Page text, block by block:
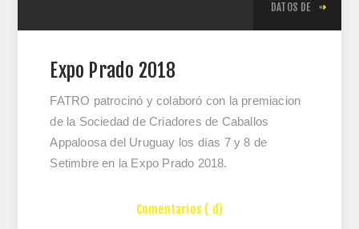
DATOS DE
Expo Prado 2018
FATRO patrocinó y colaboró con la premiacion
de la Sociedad de Criadores de Caballos
Appaloosa del Uruguay los días 7 y 8 de
Setimbre en la Expo Prado 2018.
Comentarios ( d)